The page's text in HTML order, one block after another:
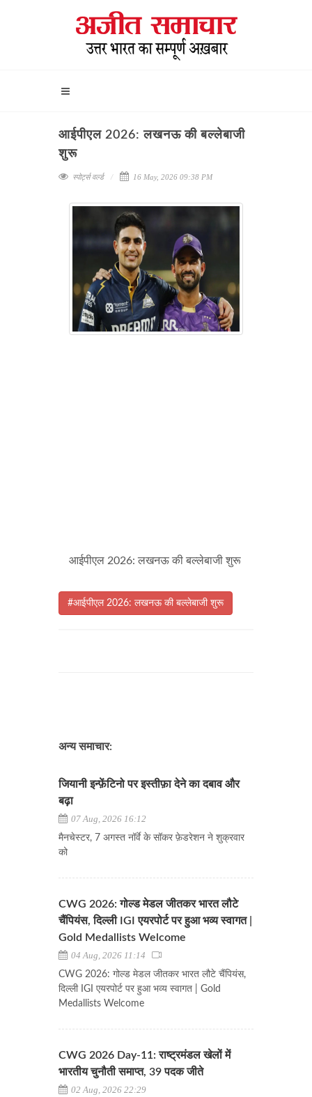
आईपीएल 2026: लखनऊ की बल्लेबाजी
शुरू
स्पोर्ट्स वर्ल्ड 16 May, 2026 09:38 PM
आईपीएल 2026: लखनऊ की बल्लेबाजी शुरू
#आईपीएल 2026: लखनऊ की बल्लेबाजी शुरू
अन्य समाचार:
जियानी इन्फ़ेंटिनो पर इस्तीफ़ा देने का दबाव और
बढ़ा
07 Aug, 2026 16:12
मैनचेस्टर, 7 अगस्त नॉर्वे के सॉकर फ़ेडरेशन ने शुक्रवार
को
CWG 2026: गोल्ड मेडल जीतकर भारत लौटे
चैंपियंस, दिल्ली IGI एयरपोर्ट पर हुआ भव्य स्वागत |
Gold Medallists Welcome
04 Aug, 2026 11:14
CWG 2026: गोल्ड मेडल जीतकर भारत लौटे चैंपियंस,
दिल्ली IGI एयरपोर्ट पर हुआ भव्य स्वागत | Gold
Medallists Welcome
CWG 2026 Day-11: राष्ट्रमंडल खेलों में
भारतीय चुनौती समाप्त, 39 पदक जीते
02 Aug, 2026 22:29